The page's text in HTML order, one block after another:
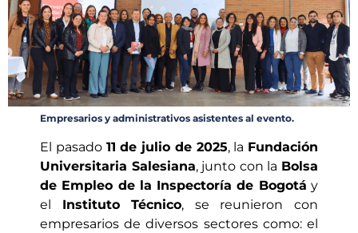
Empresarios y administrativos asistentes al evento.
El pasado 11 de julio de 2025, la Fundación
Universitaria Salesiana, junto con la Bolsa
de Empleo de la Inspectoría de Bogotá y
el Instituto Técnico, se reunieron con
empresarios de diversos sectores como: el